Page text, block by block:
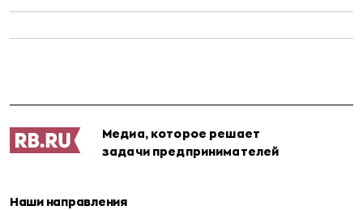
Медиа, которое решает
задачи предпринимателей
Наши направления